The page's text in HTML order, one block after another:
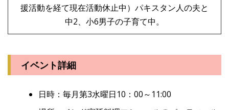
援活動を経て現在活動休止中）パキスタン人の夫と
中2、小6男子の子育て中。
イベント詳細
日時：毎月第3水曜日10：00～11:00